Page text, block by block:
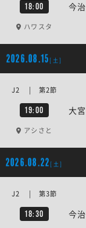
18:00 今治
ハワスタ
2026.08.15 [土]
19:00 大宮
J2 | 第2節
アシさと
2026.08.22 [土]
18:30 今治
J2 | 第3節